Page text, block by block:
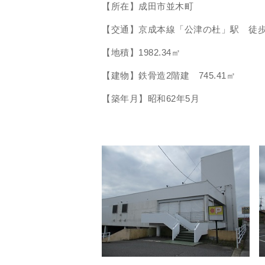
【所在】成田市並木町
【交通】京成本線「公津の杜」駅 徒
【地積】1982.34㎡
【建物】鉄骨造2階建 745.41㎡
【築年月】昭和62年5月